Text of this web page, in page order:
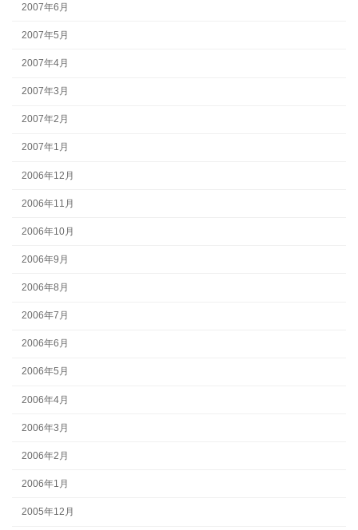
2007年6月
2007年5月
2007年4月
2007年3月
2007年2月
2007年1月
2006年12月
2006年11月
2006年10月
2006年9月
2006年8月
2006年7月
2006年6月
2006年5月
2006年4月
2006年3月
2006年2月
2006年1月
2005年12月